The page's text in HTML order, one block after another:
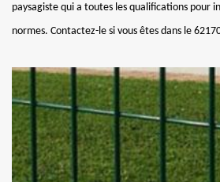
paysagiste qui a toutes les qualifications pour
normes. Contactez-le si vous êtes dans le